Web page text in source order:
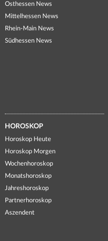
Osthessen News
Mittelhessen News
Rhein-Main News
Südhessen News
HOROSKOP
Horoskop Heute
Horoskop Morgen
Wochenhoroskop
Monatshoroskop
Jahreshoroskop
Partnerhoroskop
Aszendent